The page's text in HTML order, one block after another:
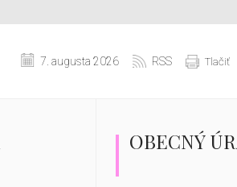
7. augusta 2026 RSS Tlačiť
OBECNÝ